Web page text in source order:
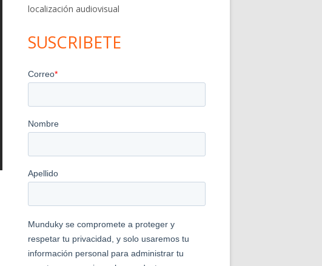
localización audiovisual
SUSCRIBETE